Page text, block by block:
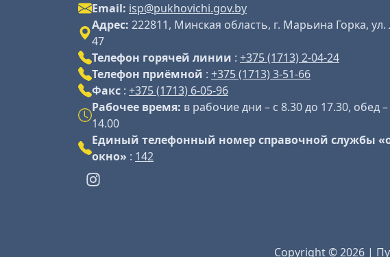
Email: isp@pukhovichi.gov.by
Адрес: 222811, Минская область, г. Марьина Горка, ул.
47
Телефон горячей линии : +375 (1713) 2-04-24
Телефон приёмной : +375 (1713) 3-51-66
Факс : +375 (1713) 6-05-96
Рабочее время: в рабочие дни – с 8.30 до 17.30, обед
14.00
Единый телефонный номер справочной службы
окно» : 142
Copyright © 2026 |